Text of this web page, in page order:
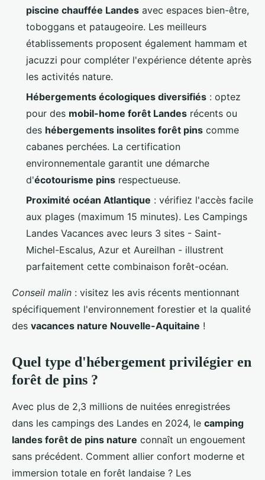
piscine chauffée Landes avec espaces bien-être,
toboggans et pataugeoire. Les meilleurs
établissements proposent également hammam et
jacuzzi pour compléter l'expérience détente après
les activités nature.
Hébergements écologiques diversifiés : optez
pour des mobil-home forêt Landes récents ou
des hébergements insolites forêt pins comme
cabanes perchées. La certification
environnementale garantit une démarche
d'écotourisme pins respectueuse.
Proximité océan Atlantique : vérifiez l'accès facile
aux plages (maximum 15 minutes). Les Campings
Landes Vacances avec leurs 3 sites - Saint-
Michel-Escalus, Azur et Aureilhan - illustrent
parfaitement cette combinaison forêt-océan.
Conseil malin : visitez les avis récents mentionnant
spécifiquement l'environnement forestier et la qualité
des vacances nature Nouvelle-Aquitaine !
Quel type d'hébergement privilégier en
forêt de pins ?
Avec plus de 2,3 millions de nuitées enregistrées
dans les campings des Landes en 2024, le camping
landes forêt de pins nature connaît un engouement
sans précédent. Comment allier confort moderne et
immersion totale en forêt landaise ? Les